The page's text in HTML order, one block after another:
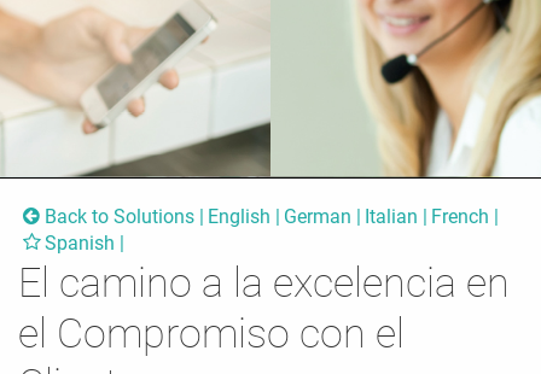
Back to Solutions English German Italian
French
Spanish
El camino a la excelencia en
el Compromiso con el